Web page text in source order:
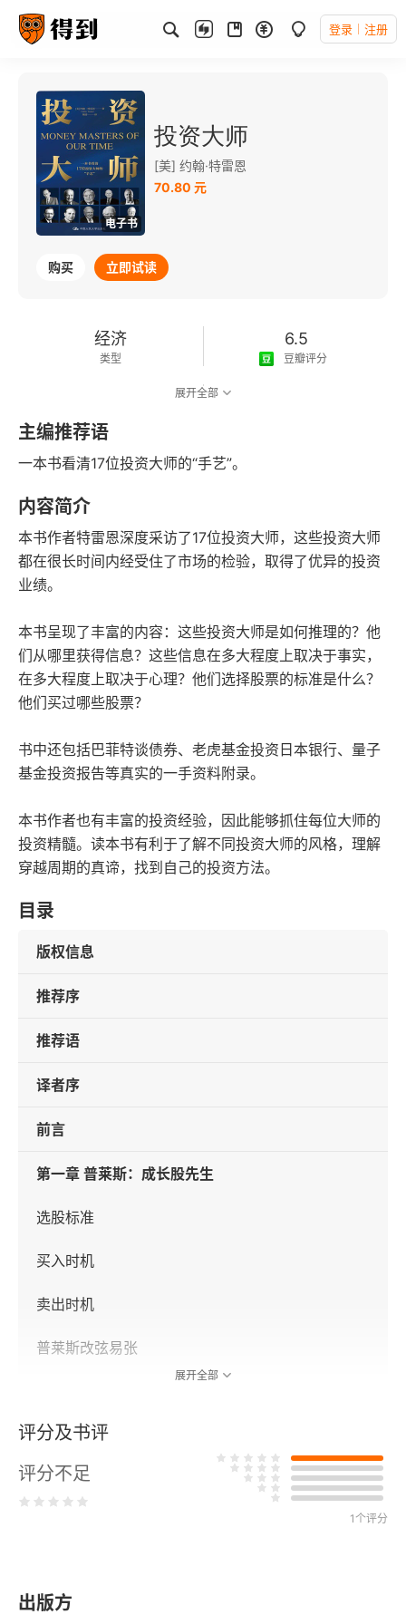
登录 注册
电子书
投资大师
[美] 约翰·特雷恩
70.80 元
购买 立即试读
经济
类型
6.5
豆瓣评分
2000-01-01
发行日期
展开全部
主编推荐语
一本书看清17位投资大师的“手艺”。
内容简介
本书作者特雷恩深度采访了17位投资大师，这些投资大师
都在很长时间内经受住了市场的检验，取得了优异的投资
业绩。
本书呈现了丰富的内容：这些投资大师是如何推理的？他
们从哪里获得信息？这些信息在多大程度上取决于事实，
在多大程度上取决于心理？他们选择股票的标准是什么？
他们买过哪些股票？
书中还包括巴菲特谈债券、老虎基金投资日本银行、量子
基金投资报告等真实的一手资料附录。
本书作者也有丰富的投资经验，因此能够抓住每位大师的
投资精髓。读本书有利于了解不同投资大师的风格，理解
穿越周期的真谛，找到自己的投资方法。
目录
版权信息
推荐序
推荐语
译者序
前言
第一章 普莱斯：成长股先生
选股标准
买入时机
卖出时机
普莱斯改弦易张
第二章 巴菲特：买股票就是买公司
无法逾越的护城河
打败鲍比·费舍尔
展开全部
评分及书评
评分不足
1个评分
出版方